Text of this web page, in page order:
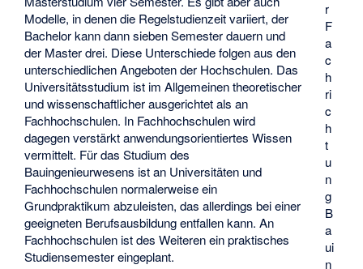
r
F
a
c
h
ri
c
h
t
u
n
g
B
a
ui
n
Modelle, in denen die Regelstudienzeit variiert, der
Bachelor kann dann sieben Semester dauern und
der Master drei. Diese Unterschiede folgen aus den
unterschiedlichen Angeboten der Hochschulen. Das
Universitätsstudium ist im Allgemeinen theoretischer
und wissenschaftlicher ausgerichtet als an
Fachhochschulen. In Fachhochschulen wird
dagegen verstärkt anwendungsorientiertes Wissen
vermittelt. Für das Studium des
Bauingenieurwesens ist an Universitäten und
Fachhochschulen normalerweise ein
Grundpraktikum abzuleisten, das allerdings bei einer
geeigneten Berufsausbildung entfallen kann. An
Fachhochschulen ist des Weiteren ein praktisches
Studiensemester eingeplant.